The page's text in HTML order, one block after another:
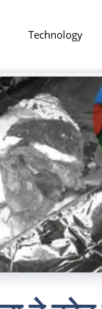
Technology